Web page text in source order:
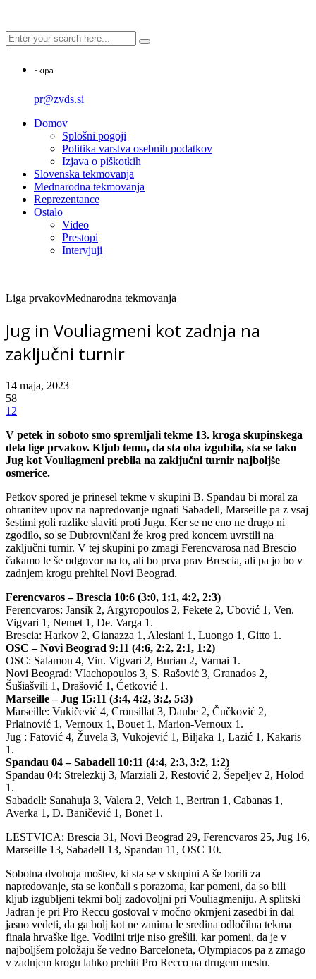
Ekipa
pr@zvds.si
Domov
Splošni pogoji
Politika varstva osebnih podatkov
Izjava o piškotkih
Slovenska tekmovanja
Mednarodna tekmovanja
Reprezentance
Ostalo
Video
Prestopi
Intervjuji
Liga prvakovMednarodna tekmovanja
Jug in Vouliagmeni kot zadnja na
zaključni turnir
14 maja, 2023
58
12
V petek in soboto smo spremljali tekme 13. kroga skupinskega
dela lige prvakov. Kljub temu, da sta oba izgubila, sta se tako
Jug kot Vouliagmeni prebila na zaključni turnir najboljše
osmerice.
Petkov spored je prinesel tekme v skupini B. Spandau bi moral za
ohranitev upov na napredovanje ugnati Sabadell, Marseille pa z vsaj
šestimi goli razlike slaviti proti Jugu. Ker se ne eno ne drugo ni
zgodilo, so se Dubrovničani že krog pred koncem uvrstili na
zaključni turnir. V tej skupini po zmagi Ferencvarosa nad Brescio
čakamo le še odgovor na to, ali bo prva prav Brescia, ali pa jo bo v
zadnjem krogu prehitel Novi Beograd.
Ferencvaros – Brescia 10:6 (3:0, 1:1, 4:2, 2:3)
Ferencvaros: Jansik 2, Argyropoulos 2, Fekete 2, Ubović 1, Ven.
Vigvari 1, Nemet 1, De. Varga 1.
Brescia: Harkov 2, Gianazza 1, Alesiani 1, Luongo 1, Gitto 1.
OSC – Novi Beograd 9:11 (4:6, 2:2, 2:1, 1:2)
OSC: Salamon 4, Vin. Vigvari 2, Burian 2, Varnai 1.
Novi Beograd: Vlachopoulos 3, S. Rašović 3, Granados 2,
Šušiašvili 1, Drašović 1, Ćetković 1.
Marseille – Jug 15:11 (3:4, 4:2, 3:2, 5:3)
Marseille: Vukičević 4, Crousillat 3, Daube 2, Čučković 2,
Prlainović 1, Vernoux 1, Bouet 1, Marion-Vernoux 1.
Jug : Fatović 4, Žuvela 3, Vukojević 1, Biljaka 1, Lazić 1, Kakaris
1.
Spandau 04 – Sabadell 10:11 (4:4, 2:3, 3:2, 1:2)
Spandau 04: Strelezkij 3, Marziali 2, Restović 2, Šepeljev 2, Holod
1.
Sabadell: Sanahuja 3, Valera 2, Veich 1, Bertran 1, Cabanas 1,
Averka 1, D. Baničević 1, Bonet 1.
LESTVICA: Brescia 31, Novi Beograd 29, Ferencvaros 25, Jug 16,
Marseille 13, Sabadell 13, Spandau 11, OSC 10.
Sobotna dvoboja moštev, ki sta se v skupini A še borili za
napredovanje, sta se končali s porazoma, kar pomeni, da so bili
kljub izgubljeni tekmi bolj zadovoljni pri Vouliagmeniju. A splitski
Jadran je pri Pro Reccu gostoval v močno okrnjeni zasedbi in dal
jasno vedeti, da ga bolj kot ne zanima le sredina odločilna tekma
finala hrvaške lige. Vodilni trije niso grešili, kar pomeni, da je v
najboljšem položaju še vedno Barceloneta, Olympiacos pa z zmago
v zadnjem krogu lahko prehiti Pro Recco na drugem mestu.